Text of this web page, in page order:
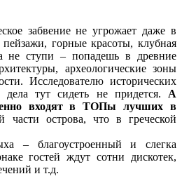
забвение не угрожает даже в
горные красоты, клубная
не ступи – попадешь в древние
археологические зоны
Исследователю исторических
дела тут сидеть не придется. А
входят в ТОПы лучших в
части острова, что в греческой
– благоустроенный и слегка
гостей ждут сотни дискотек,
и т.д.